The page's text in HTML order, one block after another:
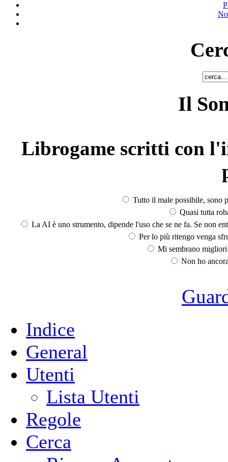
Il
Librogame scritti con
Tutto il male possibile, sono
Quasi tutta
La AI è uno strumento, dipende l'uso che se ne fa. Se non
Per lo più ritengo venga
Mi sembrano
Non ho
Indice
General
Utenti
Lista Utenti
Regole
Cerca